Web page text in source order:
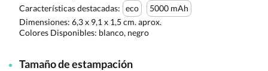
Características destacadas: eco
5000 mAh
Dimensiones: 6,3 x 9,1 x 1,5 cm. aprox.
Colores Disponibles: blanco, negro
Tamaño de estampación